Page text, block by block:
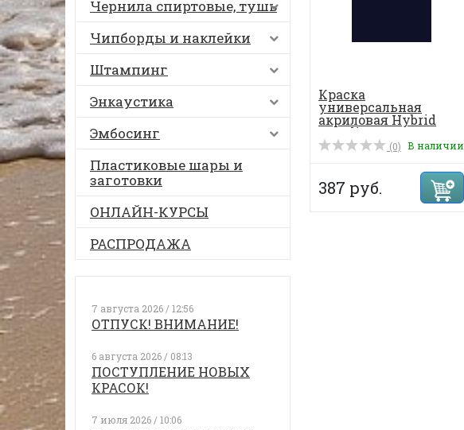
Чернила спиртовые, тушь
Чипборды и наклейки
Штампинг
Энкаустика
Эмбосинг
Пластиковые шары и
заготовки
ОНЛАЙН-КУРСЫ
РАСПРОДАЖА
7 августа 2026 / 12:56
ОТПУСК! ВНИМАНИЕ!
6 августа 2026 / 08:13
ПОСТУПЛЕНИЕ НОВЫХ
КРАСОК!
7 июля 2026 / 10:06
Краска
универсальная
акриловая Hybrid
Acrylic 70 мл, цвет...
(0) В наличии
387 руб.